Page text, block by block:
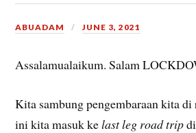
ABUADAM JUNE 3, 2021
Assalamualaikum. Salam
Kita sambung pengembaraan kita
ini kita masuk kelast leg road trip